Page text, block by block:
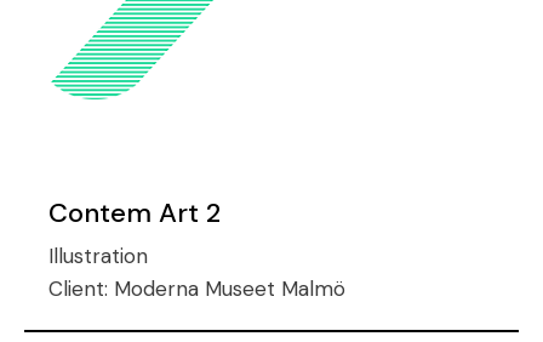
Contem Art 2
Illustration
Client: Moderna Museet Malmö